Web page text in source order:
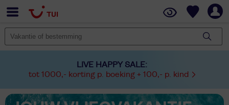
LIVE HAPPY SALE:
tot 1000,- korting p. boeking + 100,- p. kind